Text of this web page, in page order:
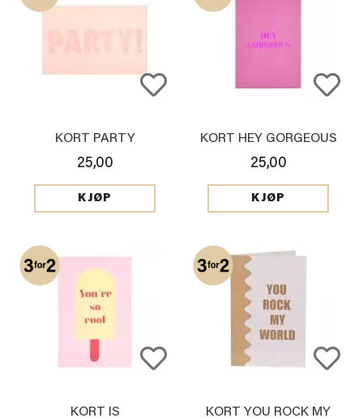
KORT PARTY
25,00
KJØP
KORT HEY GORGEOUS
25,00
KJØP
KORT IS
KORT YOU ROCK MY